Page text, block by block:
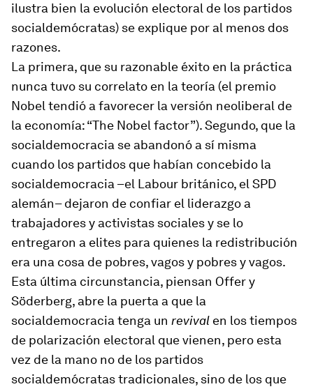
ilustra bien la evolución electoral de los partidos
socialdemócratas) se explique por al menos dos
razones.
La primera, que su razonable éxito en la práctica
nunca tuvo su correlato en la teoría (el premio
Nobel tendió a favorecer la versión neoliberal de
la economía: “The Nobel factor”). Segundo, que la
socialdemocracia se abandonó a sí misma
cuando los partidos que habían concebido la
socialdemocracia –el Labour británico, el SPD
alemán– dejaron de confiar el liderazgo a
trabajadores y activistas sociales y se lo
entregaron a elites para quienes la redistribución
era una cosa de pobres, vagos y pobres y vagos.
Esta última circunstancia, piensan Offer y
Söderberg, abre la puerta a que la
socialdemocracia tenga un revival en los tiempos
de polarización electoral que vienen, pero esta
vez de la mano no de los partidos
socialdemócratas tradicionales, sino de los que